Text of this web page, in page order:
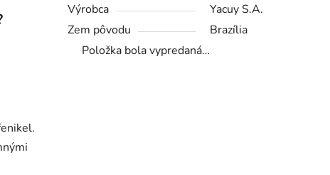
Výrobca
Yacuy S.A.
Zem pôvodu
Brazília
Položka bola vypredaná…